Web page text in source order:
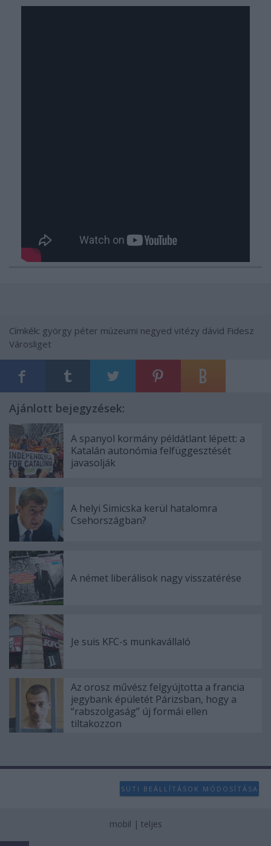
Címkék: györgy péter múzeumi negyed vitézy dávid Fidesz
Városliget
Ajánlott bejegyzések:
A spanyol kormány példátlant lépett: a
Katalán autonómia felfüggesztését
javasolják
A helyi Simicska kerül hatalomra
Csehországban?
A német liberálisok nagy visszatérése
Je suis KFC-s munkavállaló
Az orosz művész felgyújtotta a francia
jegybank épületét Párizsban, hogy a
“rabszolgaság” új formái ellen
tiltakozzon
SÜTI BEÁLLÍTÁSOK MÓDOSÍTÁSA
mobil | teljes